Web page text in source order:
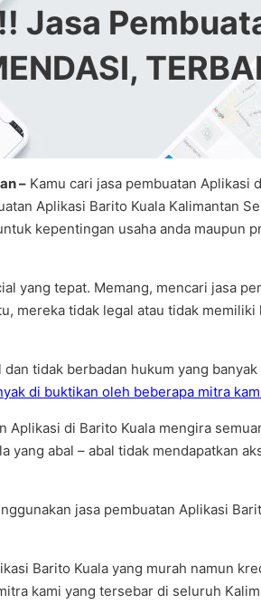
Jasa
– Kamu cari jasa pembuatan Aplikasi
Aplikasi Barito Kuala Kalimantan
kepentingan usaha anda
yang tepat. Memang, mencari jasa
mereka tidak legal atau tidak
dan tidak berbadan hukum yang
di buktikan oleh beberapa mitra
di Barito Kuala mengira
yang abal – abal tidak mendapatkan
jasa pembuatan Aplikasi
Barito Kuala yang murah namun
kami yang tersebar di seluruh